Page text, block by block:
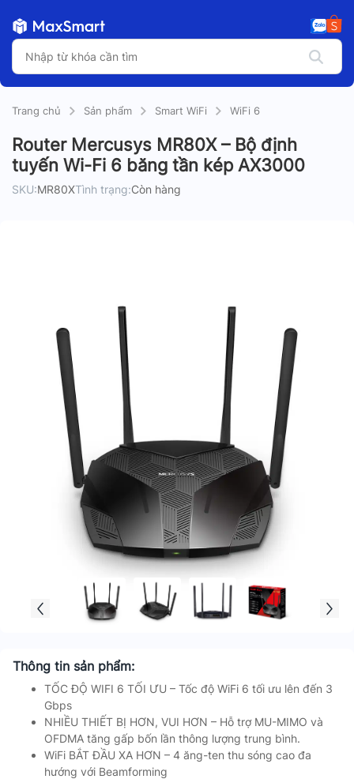
Trang chủ Sản phẩm Smart WiFi WiFi 6
Router Mercusys MR80X – Bộ định
tuyến Wi-Fi 6 băng tần kép AX3000
SKU:MR80XTình trạng:Còn hàng
Thông tin sản phẩm:
TỐC ĐỘ WIFI 6 TỐI ƯU – Tốc độ WiFi 6 tối ưu lên đến 3
Gbps
NHIỀU THIẾT BỊ HƠN, VUI HƠN – Hỗ trợ MU-MIMO và
OFDMA tăng gấp bốn lần thông lượng trung bình.
WiFi BẮT ĐẦU XA HƠN – 4 ăng-ten thu sóng cao đa
hướng với Beamforming